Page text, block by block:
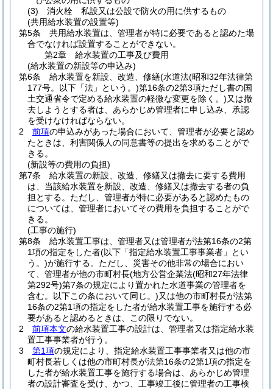
(3)
消火栓 私設又は公設で防火の用に供するもの
(共用給水装置の設置等)
第5条
共用給水装置は、管理者が特に必要であると認めた場
合でなければ設置することができない。
第2章
給水装置の工事及び費用
(給水装置の新設等の申込み)
第6条
給水装置を新設、改造、修繕(水道法(昭和32年法律第
177号。以下「法」という。)第16条の2第3項ただし書の国
土交通省令で定める給水装置の軽微な変更を除く。)又は撤
去しようとする者は、あらかじめ管理者に申し込み、承認
を受けなければならない。
2
前項の申込みがあった場合において、管理者が必要と認め
たときは、利害関係人の同意書等の提出を求めることがで
きる。
(新設等の費用の負担)
第7条
給水装置の新設、改造、修繕又は撤去に要する費用
は、当該給水装置を新設、改造、修繕又は撤去する者の負
担とする。 ただし、管理者が特に必要があると認めたもの
については、管理者においてその費用を負担することがで
きる。
(工事の施行)
第8条
給水装置工事は、管理者又は管理者が法第16条の2第
1項の指定をした者(以下「指定給水装置工事事業者」とい
う。)が施行する。 ただし、災害その他非常の場合におい
て、管理者が他の市町村長(地方公営企業法(昭和27年法律
第292号)第7条の規定により置かれた水道事業の管理者を
含む。以下この条において同じ。)又は他の市町村長が法第
16条の2第1項の指定をした者が給水装置工事を施行する必
要があると認めるときは、この限りでない。
2
前項本文の給水装置工事の設計は、管理者又は指定給水装
置工事事業者が行う。
3
第1項の規定により、指定給水装置工事事業者又は他の市
町村長若しくは他の市町村長が法第16条の2第1項の指定を
した者が給水装置工事を施行する場合は、あらかじめ管理
者の設計審査を受け、かつ、工事竣工後に管理者の工事検